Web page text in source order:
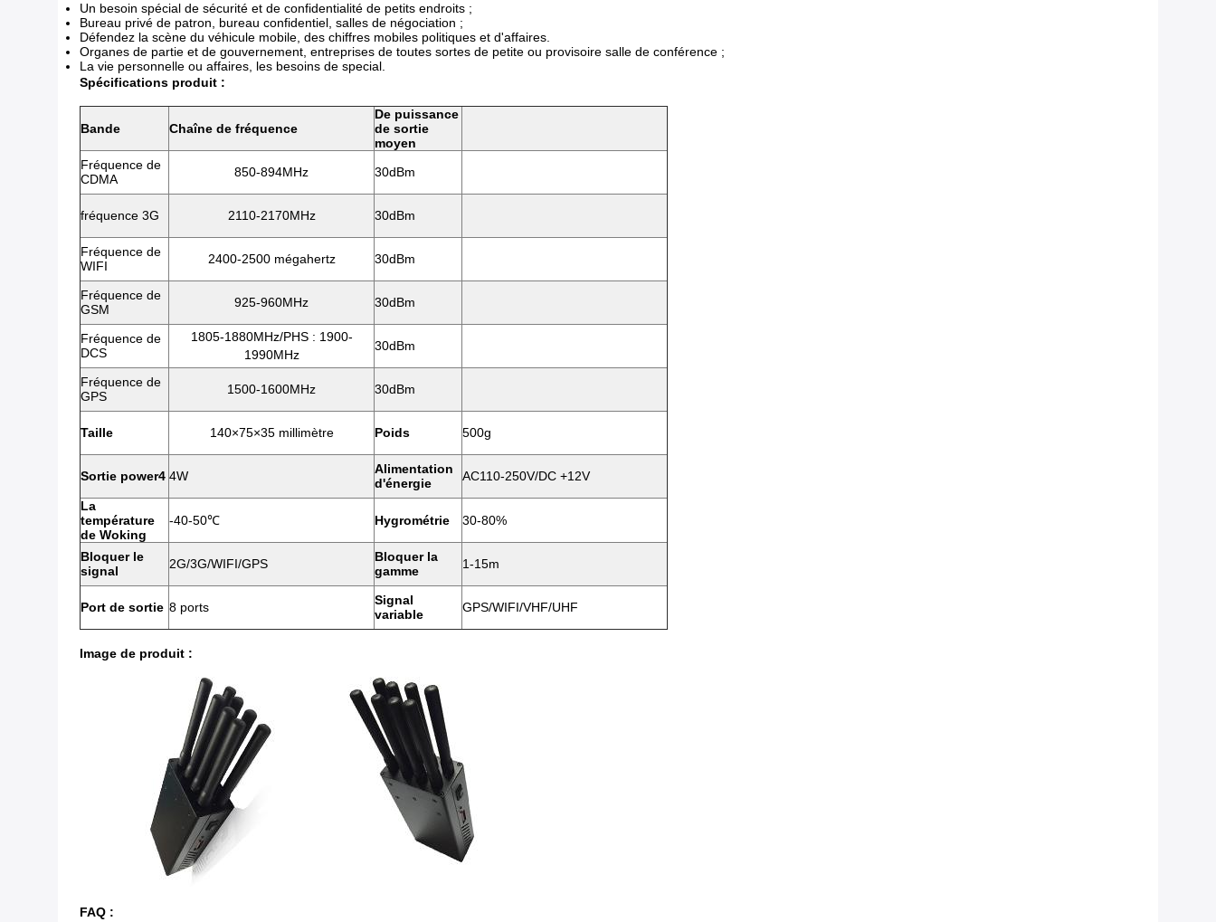
Un besoin spécial de sécurité et de confidentialité de petits endroits ;
Bureau privé de patron, bureau confidentiel, salles de négociation ;
Défendez la scène du véhicule mobile, des chiffres mobiles politiques et d'affaires.
Organes de partie et de gouvernement, entreprises de toutes sortes de petite ou provisoire salle de conférence ;
La vie personnelle ou affaires, les besoins de special.
Spécifications produit :
Bande Chaîne de fréquence
De puissance
de sortie
moyen
Fréquence de
CDMA
850-894MHz 30dBm
fréquence 3G 2110-2170MHz 30dBm
Fréquence de
WIFI
2400-2500 mégahertz 30dBm
Fréquence de
GSM
925-960MHz 30dBm
Fréquence de
DCS
1805-1880MHz/PHS : 1900-
1990MHz
30dBm
Fréquence de
GPS
1500-1600MHz 30dBm
Taille 140×75×35 millimètre Poids 500g
Sortie power4 4W
Alimentation
d'énergie
AC110-250V/DC +12V
La
température
de Woking
-40-50℃ Hygrométrie 30-80%
Bloquer le
signal
2G/3G/WIFI/GPS
Bloquer la
gamme
1-15m
Port de sortie 8 ports
Signal
variable
GPS/WIFI/VHF/UHF
Image de produit :
FAQ :